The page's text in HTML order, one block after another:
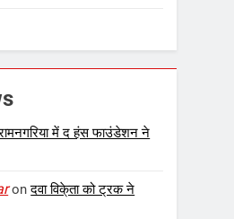
में द हंस फाउंडेशन ने
onदवा विके्ता को ट्रक ने